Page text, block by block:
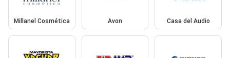
Millanel Cosmética Avon Casa del Audio